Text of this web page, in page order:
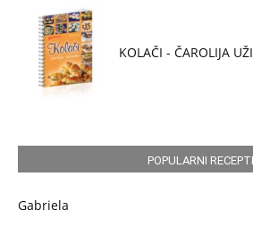
KOLAČI - ČAROLIJA
POPULARNI RECEPTI
Gabriela